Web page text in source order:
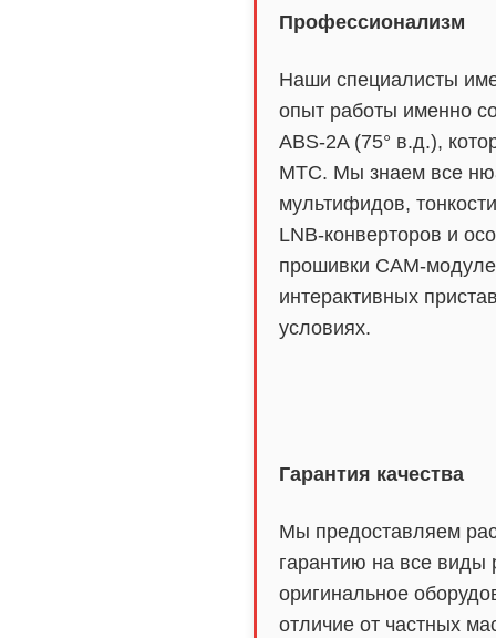
Профессионализм
Наши специалисты
опыт работы именно
ABS-2A (75° в.д.),
МТС. Мы знаем все
мультифидов,
LNB-конверторов и
прошивки CAM-
интерактивных
условиях.
Гарантия качества
Мы предоставляем
гарантию на все виды
оригинальное
отличие от частных